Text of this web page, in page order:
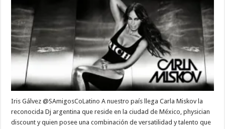
talento
la
belleza
Miskov
Iris Gálvez @SAmigosCoLatino A nuestro país llega Carla Miskov la
reconocida Dj argentina que reside en la ciudad de México, physician
discount y quien posee una combinación de versatilidad y talento que